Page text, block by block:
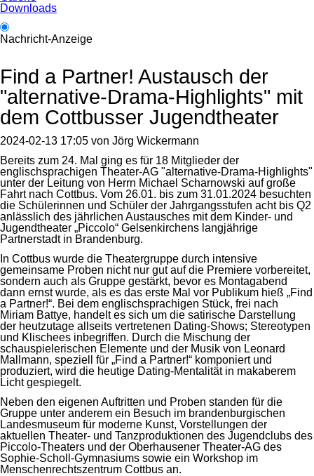
Downloads
Nachricht-Anzeige
Find a Partner! Austausch der
"alternative-Drama-Highlights" mit
dem Cottbusser Jugendtheater
2024-02-13 17:05 von Jörg Wickermann
Bereits zum 24. Mal ging es für 18 Mitglieder der
englischsprachigen Theater-AG "alternative-Drama-Highlights"
unter der Leitung von Herrn Michael Scharnowski auf große
Fahrt nach Cottbus. Vom 26.01. bis zum 31.01.2024 besuchten
die Schülerinnen und Schüler der Jahrgangsstufen acht bis Q2
anlässlich des jährlichen Austausches mit dem Kinder- und
Jugendtheater „Piccolo“ Gelsenkirchens langjährige
Partnerstadt in Brandenburg.
In Cottbus wurde die Theatergruppe durch intensive
gemeinsame Proben nicht nur gut auf die Premiere vorbereitet,
sondern auch als Gruppe gestärkt, bevor es Montagabend
dann ernst wurde, als es das erste Mal vor Publikum hieß „Find
a Partner!“. Bei dem englischsprachigen Stück, frei nach
Miriam Battye, handelt es sich um die satirische Darstellung
der heutzutage allseits vertretenen Dating-Shows; Stereotypen
und Klischees inbegriffen. Durch die Mischung der
schauspielerischen Elemente und der Musik von Leonard
Mallmann, speziell für „Find a Partner!“ komponiert und
produziert, wird die heutige Dating-Mentalität in makaberem
Licht gespiegelt.
Neben den eigenen Auftritten und Proben standen für die
Gruppe unter anderem ein Besuch im brandenburgischen
Landesmuseum für moderne Kunst, Vorstellungen der
aktuellen Theater- und Tanzproduktionen des Jugendclubs des
Piccolo-Theaters und der Oberhausener Theater-AG des
Sophie-Scholl-Gymnasiums sowie ein Workshop im
Menschenrechtszentrum Cottbus an.